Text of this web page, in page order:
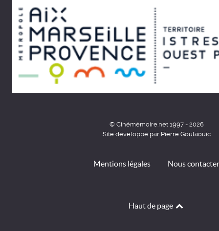
© Cinémémoire.net 1997 - 2026
Site développé par Pierre Goulaouic
Mentions légales Nous contacter
Haut de page